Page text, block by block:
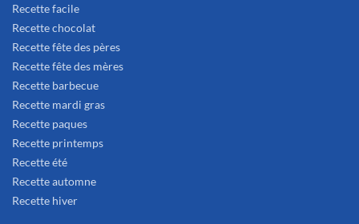
Recette facile
Recette chocolat
Recette fête des pères
Recette fête des mères
Recette barbecue
Recette mardi gras
Recette paques
Recette printemps
Recette été
Recette automne
Recette hiver